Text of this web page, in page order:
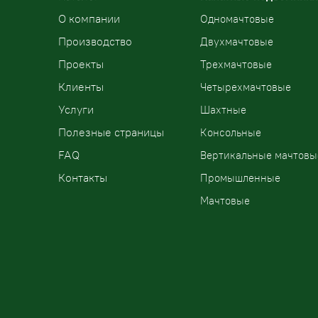
О компании
Производство
Проекты
Клиенты
Услуги
Полезные страницы
FAQ
Контакты
Одномачтовые
Двухмачтовые
Трехмачтовые
Четырехмачтовые
Шахтные
Консольные
Вертикальные
Промышленные
Мачтовые